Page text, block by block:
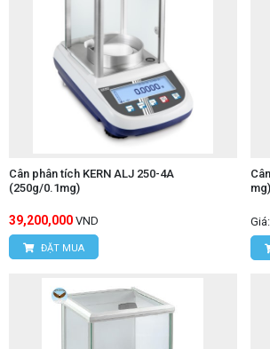
Cân phân tích KERN ALJ 250-4A
(250g/0.1mg)
39,200,000 VND
ĐẶT MUA
mg)
Giá: